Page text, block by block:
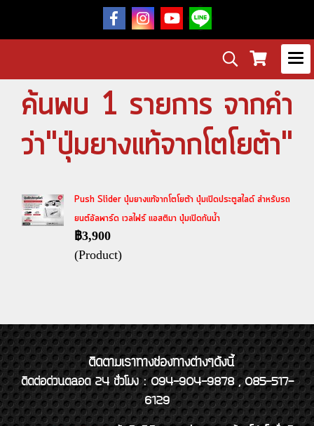
ค้นพบ 1 รายการ จากคำ
ว่า"ปุ่มยางแท้จากโตโยต้า"
Push Slider ปุ่มยางแท้จากโตโยต้า ปุ่มเปิดประตูสไลด์ สำหรับรถ
ยนต์อัลพาร์ด เวลไฟร์ แอสติมา ปุ่มเปิดกันน้ำ
฿3,900
(Product)
ติดตามเราทางช่องทางต่างๆดังนี้
ติดต่อด่วนตลอด 24 ชั่วโมง : 094-904-9878 , 085-517-
6129